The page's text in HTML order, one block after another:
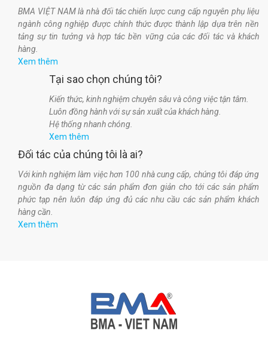
BMA VIỆT NAM là nhà đối tác chiến lược cung cấp nguyên phụ liệu
ngành công nghiệp được chính thức được thành lập dựa trên nền
tảng sự tin tưởng và hợp tác bền vững của các đối tác và khách
hàng.
Xem thêm
Tại sao chọn chúng tôi?
Kiến thức, kinh nghiệm chuyên sâu và công việc tận tâm.
Luôn đồng hành với sự sản xuất của khách hàng.
Hệ thống nhanh chóng.
Xem thêm
Đối tác của chúng tôi là ai?
Với kinh nghiệm làm việc hơn 100 nhà cung cấp, chúng tôi đáp ứng
nguồn đa dạng từ các sản phẩm đơn giản cho tới các sản phẩm
phức tạp nên luôn đáp ứng đủ các nhu cầu các sản phẩm khách
hàng cần.
Xem thêm